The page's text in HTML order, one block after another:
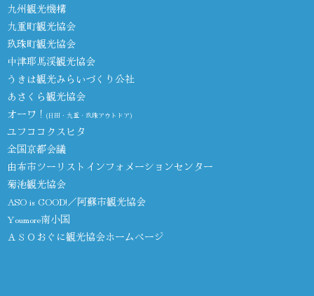
九州観光機構
九重町観光協会
玖珠町観光協会
中津耶馬渓観光協会
うきは観光みらいづくり公社
あさくら観光協会
オーワ！ (日田・九重・玖珠アウトドア)
ユフココクスヒタ
全国京都会議
由布市ツーリストインフォメーションセンター
菊池観光協会
ASO is GOOD!／阿蘇市観光協会
Youmore南小国
ＡＳＯおぐに観光協会ホームページ